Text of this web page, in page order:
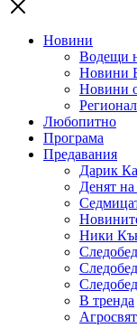
Новини
Водещи
Новини
Новини
Любопитно
Програма
Предавания
Дарик
Денят
Ники
В тренда